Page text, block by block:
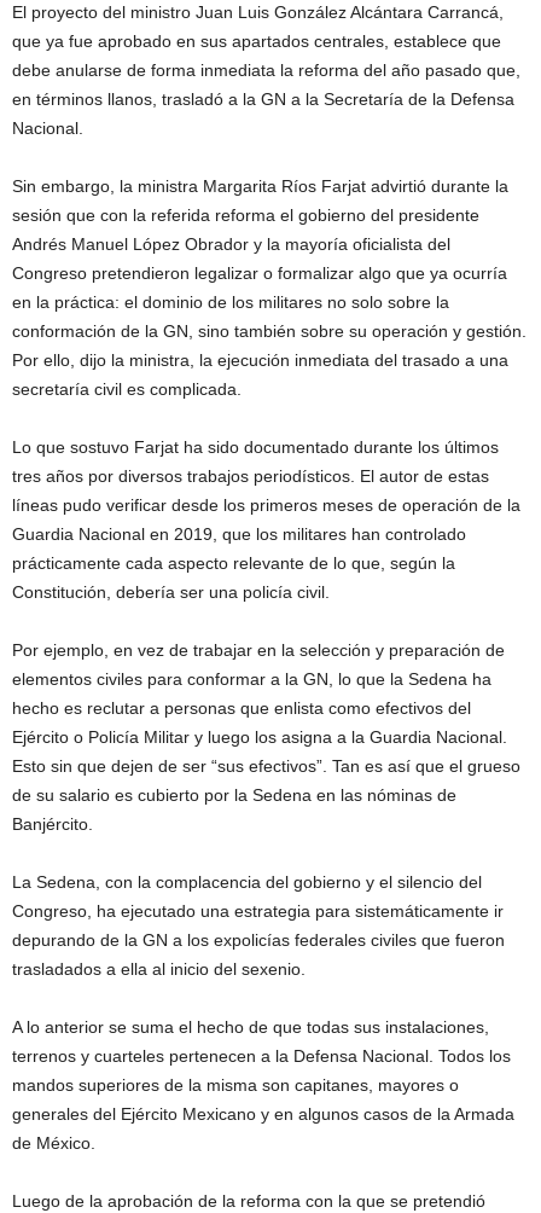
El proyecto del ministro Juan Luis González Alcántara Carrancá,
que ya fue aprobado en sus apartados centrales, establece que
debe anularse de forma inmediata la reforma del año pasado que,
en términos llanos, trasladó a la GN a la Secretaría de la Defensa
Nacional.
Sin embargo, la ministra Margarita Ríos Farjat advirtió durante la
sesión que con la referida reforma el gobierno del presidente
Andrés Manuel López Obrador y la mayoría oficialista del
Congreso pretendieron legalizar o formalizar algo que ya ocurría
en la práctica: el dominio de los militares no solo sobre la
conformación de la GN, sino también sobre su operación y gestión.
Por ello, dijo la ministra, la ejecución inmediata del trasado a una
secretaría civil es complicada.
Lo que sostuvo Farjat ha sido documentado durante los últimos
tres años por diversos trabajos periodísticos. El autor de estas
líneas pudo verificar desde los primeros meses de operación de la
Guardia Nacional en 2019, que los militares han controlado
prácticamente cada aspecto relevante de lo que, según la
Constitución, debería ser una policía civil.
Por ejemplo, en vez de trabajar en la selección y preparación de
elementos civiles para conformar a la GN, lo que la Sedena ha
hecho es reclutar a personas que enlista como efectivos del
Ejército o Policía Militar y luego los asigna a la Guardia Nacional.
Esto sin que dejen de ser “sus efectivos”. Tan es así que el grueso
de su salario es cubierto por la Sedena en las nóminas de
Banjército.
La Sedena, con la complacencia del gobierno y el silencio del
Congreso, ha ejecutado una estrategia para sistemáticamente ir
depurando de la GN a los expolicías federales civiles que fueron
trasladados a ella al inicio del sexenio.
A lo anterior se suma el hecho de que todas sus instalaciones,
terrenos y cuarteles pertenecen a la Defensa Nacional. Todos los
mandos superiores de la misma son capitanes, mayores o
generales del Ejército Mexicano y en algunos casos de la Armada
de México.
Luego de la aprobación de la reforma con la que se pretendió